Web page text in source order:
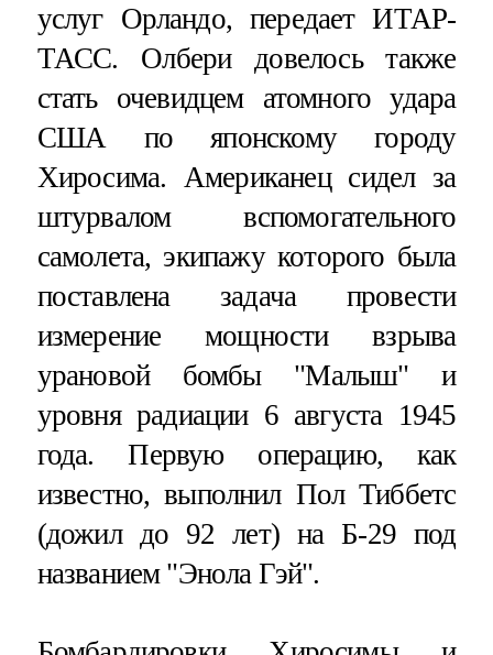
услуг Орландо, передает ИТАР-
ТАСС. Олбери довелось также
стать очевидцем атомного удара
США по японскому городу
Хиросима. Американец сидел за
штурвалом вспомогательного
самолета, экипажу которого была
поставлена задача провести
измерение мощности взрыва
урановой бомбы "Малыш" и
уровня радиации 6 августа 1945
года. Первую операцию, как
известно, выполнил Пол Тиббетс
(дожил до 92 лет) на Б-29 под
названием "Энола Гэй".